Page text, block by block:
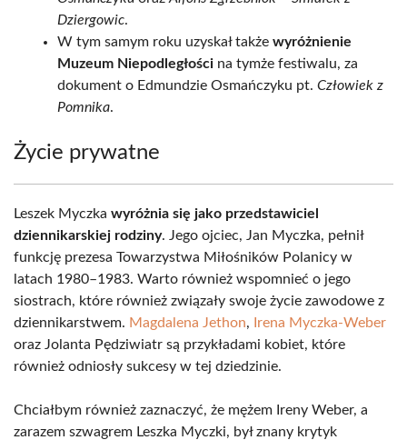
Dziergowic.
W tym samym roku uzyskał także wyróżnienie
Muzeum Niepodległości na tymże festiwalu, za
dokument o Edmundzie Osmańczyku pt. Człowiek z
Pomnika.
Życie prywatne
Leszek Myczka wyróżnia się jako przedstawiciel
dziennikarskiej rodziny. Jego ojciec, Jan Myczka, pełnił
funkcję prezesa Towarzystwa Miłośników Polanicy w
latach 1980–1983. Warto również wspomnieć o jego
siostrach, które również związały swoje życie zawodowe z
dziennikarstwem. Magdalena Jethon,
Irena Myczka-Weber
oraz Jolanta Pędziwiatr są przykładami kobiet, które
również odniosły sukcesy w tej dziedzinie.
Chciałbym również zaznaczyć, że mężem Ireny Weber, a
zarazem szwagrem Leszka Myczki, był znany krytyk